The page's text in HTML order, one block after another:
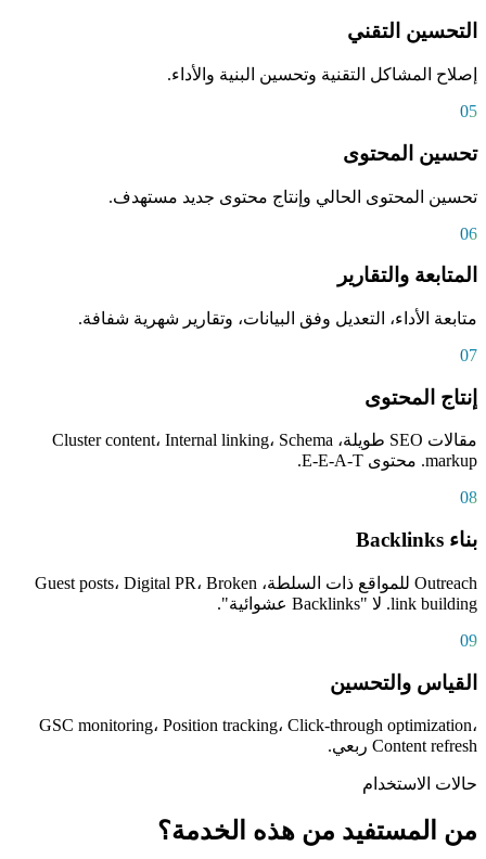
التحسين التقني
إصلاح المشاكل التقنية وتحسين البنية والأداء.
05
تحسين المحتوى
تحسين المحتوى الحالي وإنتاج محتوى جديد مستهدف.
06
المتابعة والتقارير
متابعة الأداء، التعديل وفق البيانات، وتقارير شهرية شفافة.
07
إنتاج المحتوى
مقالات SEO طويلة، Cluster content، Internal linking، Schema
markup. محتوى E-E-A-T.
08
بناء Backlinks
Outreach للمواقع ذات السلطة، Guest posts، Digital PR، Broken
link building. لا "Backlinks عشوائية".
09
القياس والتحسين
GSC monitoring، Position tracking، Click-through optimization،
Content refresh ربعي.
حالات الاستخدام
من المستفيد من هذه الخدمة؟